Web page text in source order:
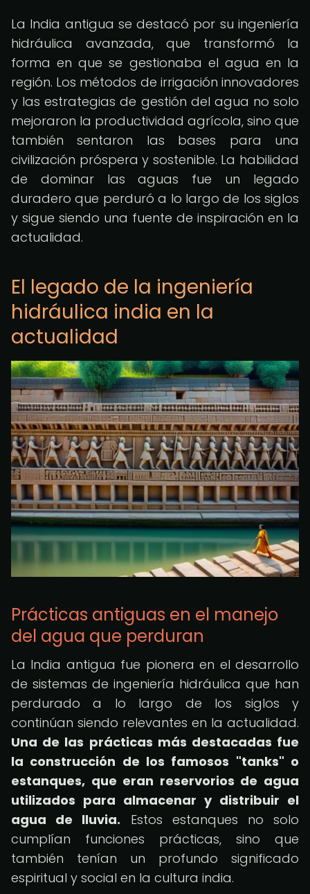
La India antigua se destacó por su ingeniería
hidráulica avanzada, que transformó la
forma en que se gestionaba el agua en la
región. Los métodos de irrigación innovadores
y las estrategias de gestión del agua no solo
mejoraron la productividad agrícola, sino que
también sentaron las bases para una
civilización próspera y sostenible. La habilidad
de dominar las aguas fue un legado
duradero que perduró a lo largo de los siglos
y sigue siendo una fuente de inspiración en la
actualidad.
El legado de la ingeniería
hidráulica india en la
actualidad
Prácticas antiguas en el manejo
del agua que perduran
La India antigua fue pionera en el desarrollo
de sistemas de ingeniería hidráulica que han
perdurado a lo largo de los siglos y
continúan siendo relevantes en la actualidad.
Una de las prácticas más destacadas fue
la construcción de los famosos "tanks" o
estanques, que eran reservorios de agua
utilizados para almacenar y distribuir el
agua de lluvia. Estos estanques no solo
cumplían funciones prácticas, sino que
también tenían un profundo significado
espiritual y social en la cultura india.